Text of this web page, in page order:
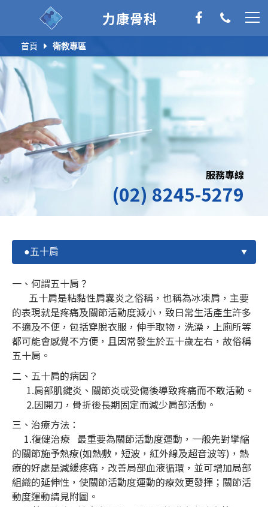
力康骨科
服務專線
(02) 8245-5279
首頁 衛教專區
一、何謂五十肩？
五十肩是粘黏性肩囊炎之俗稱，也稱為冰凍肩，主要
的表現就是疼痛及關節活動度減小，致日常生活產生許多
不適及不便，包括穿脫衣服，伸手取物，洗澡，上廁所等
都可能會感覺不方便，且因常發生於五十歲左右，故俗稱
五十肩。
二、五十肩的病因？
1.肩部肌鍵炎、關節炎或受傷後導致疼痛而不敢活動。
2.因開刀，骨折後長期固定而減少肩部活動。
三、治療方法：
1.復健治療 最重要為關節活動度運動，一般先對攣縮
的關節施予熱療(如熱敷，短波，紅外線及超音波等)，熱
療的好處是減緩疼痛，改善局部血液循環，並可增加局部
組織的延伸性，使關節活動度運動的療效更發揮；關節活
動度運動請見附圖。